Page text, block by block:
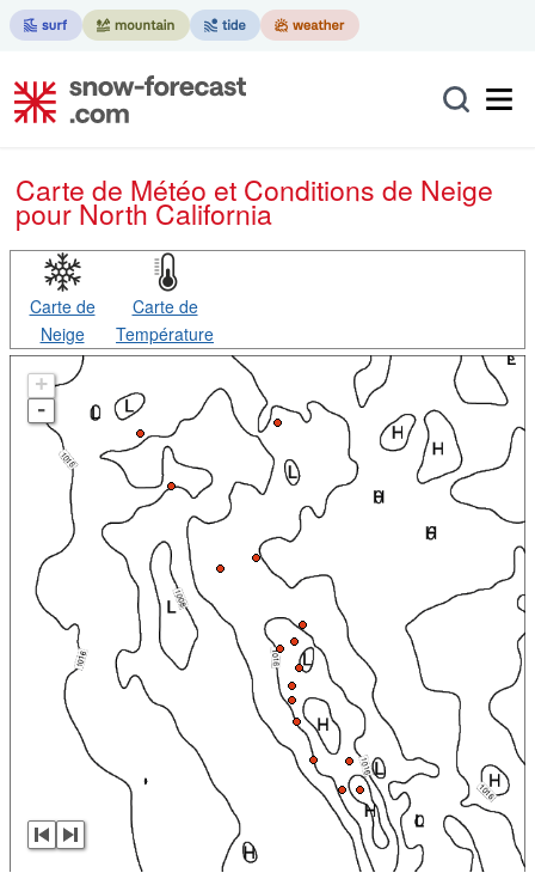
Carte de Météo et Conditions de Neige
pour North California
Carte de
Neige
Carte de
Température
+
-